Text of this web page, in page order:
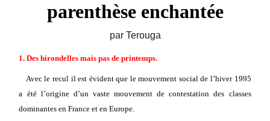
parenthèse enchantée
par Terouga
1. Des hirondelles mais pas de printemps.
Avec le recul il est évident que le mouvement social de l’hiver 1995
a été l’origine d’un vaste mouvement de contestation des classes
dominantes en France et en Europe.